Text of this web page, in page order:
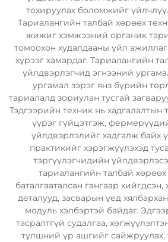
тохируулах боломжийг
Тариалангийн талбай хөрөөх
жижиг хэмжээний органик
томоохон худалдааны үйл
хүрээг хамардаг. Тариалангийн
үйлдвэрлэгчид эгнээний
ургамал зэрэг янз бүрийн
тариалалд зориулан тусгай
Тэдгээрийн техник нь хадгалалтын
үүрэг гүйцэтгэж,
үйлдвэрлэлийг хадгалж байх
практикийг хэрэгжүүлэхэд
тэргүүлэгчидийн
тариалангийн талбай
баталгааталсан гангаар хийгдсэн,
деталууд, засварын үед
модуль хэлбэртэй байдаг.
тасралтгүй судалгаа,
түлшний үр ашгийг